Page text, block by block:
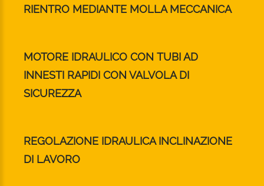
RIENTRO MEDIANTE MOLLA MECCANICA
MOTORE IDRAULICO CON TUBI AD
INNESTI RAPIDI CON VALVOLA DI
SICUREZZA
REGOLAZIONE IDRAULICA INCLINAZIONE
DI LAVORO